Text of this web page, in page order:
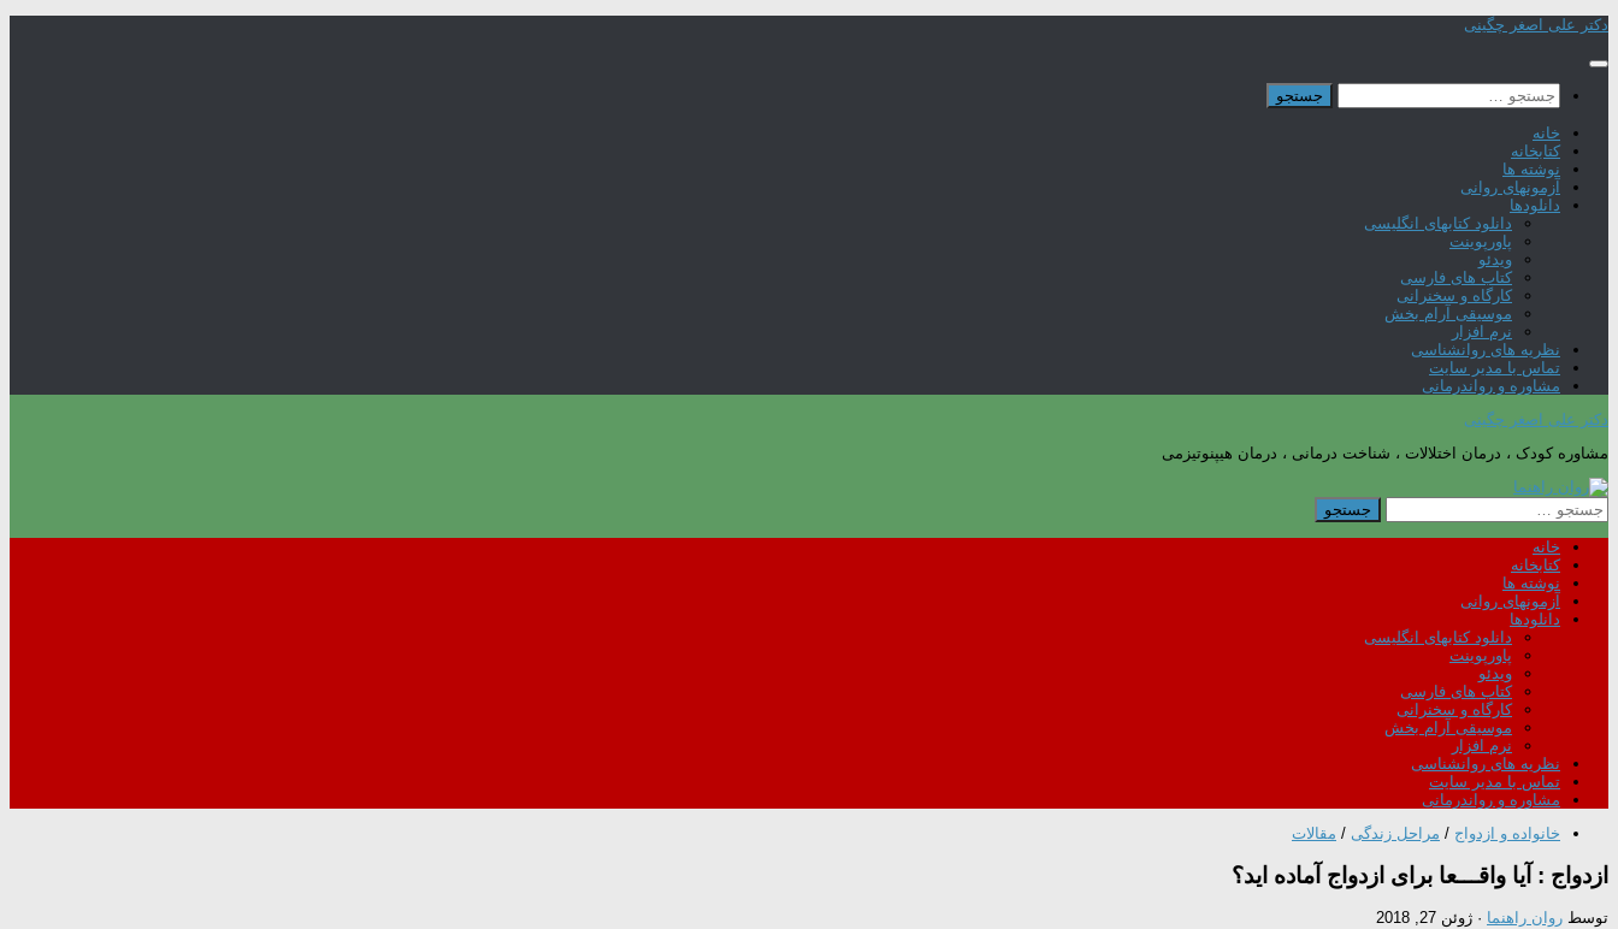
Skip
content
دکتر علی اصغر چگینی
جستجو
برای:
خانه
کتابخانه
نوشته ها
آزمونهای روانی
دانلودها
دانلود کتابهای انگلیسی
پاورپوینت
ویدئو
کتاب های فارسی
کارگاه و سخنرانی
موسیقی آرام بخش
نرم افزار
نظریه های روانشناسی
تماس با مدیر سایت
مشاوره و رواندرمانی
دکتر علی اصغر چگینی
مشاوره کودک ، درمان اختلالات ، شناخت درمانی ، درمان هیپنوتیزمی
جستجو
برای:
خانه
کتابخانه
نوشته ها
آزمونهای روانی
دانلودها
دانلود کتابهای انگلیسی
پاورپوینت
ویدئو
کتاب های فارسی
کارگاه و سخنرانی
موسیقی آرام بخش
نرم افزار
نظریه های روانشناسی
تماس با مدیر سایت
مشاوره و رواندرمانی
خانواده و ازدواج / مراحل زندگی / مقالات
ازدواج : آﯾﺎ واﻗـــﻌﺎ ﺑﺮاى ازدواج آﻣﺎده اﯾﺪ؟
توسط روان راهنما · ژوئن 27, 2018